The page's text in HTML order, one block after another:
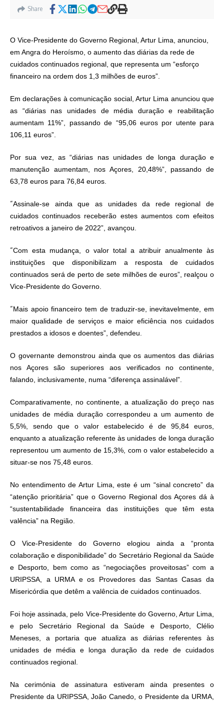
Share
O Vice-Presidente do Governo Regional, Artur Lima, anunciou,
em Angra do Heroísmo, o aumento das diárias da rede de
cuidados continuados regional, que representa um “esforço
financeiro na ordem dos 1,3 milhões de euros”.
Em declarações à comunicação social, Artur Lima anunciou que
as “diárias nas unidades de média duração e reabilitação
aumentam 11%”, passando de “95,06 euros por utente para
106,11 euros”.
Por sua vez, as “diárias nas unidades de longa duração e
manutenção aumentam, nos Açores, 20,48%”, passando de
63,78 euros para 76,84 euros.
“Assinale-se ainda que as unidades da rede regional de
cuidados continuados receberão estes aumentos com efeitos
retroativos a janeiro de 2022”, avançou.
“Com esta mudança, o valor total a atribuir anualmente às
instituições que disponibilizam a resposta de cuidados
continuados será de perto de sete milhões de euros”, realçou o
Vice-Presidente do Governo.
“Mais apoio financeiro tem de traduzir-se, inevitavelmente, em
maior qualidade de serviços e maior eficiência nos cuidados
prestados a idosos e doentes”, defendeu.
O governante demonstrou ainda que os aumentos das diárias
nos Açores são superiores aos verificados no continente,
falando, inclusivamente, numa “diferença assinalável”.
Comparativamente, no continente, a atualização do preço nas
unidades de média duração correspondeu a um aumento de
5,5%, sendo que o valor estabelecido é de 95,84 euros,
enquanto a atualização referente às unidades de longa duração
representou um aumento de 15,3%, com o valor estabelecido a
situar-se nos 75,48 euros.
No entendimento de Artur Lima, este é um “sinal concreto” da
“atenção prioritária” que o Governo Regional dos Açores dá à
“sustentabilidade financeira das instituições que têm esta
valência” na Região.
O Vice-Presidente do Governo elogiou ainda a “pronta
colaboração e disponibilidade” do Secretário Regional da Saúde
e Desporto, bem como as “negociações proveitosas” com a
URIPSSA, a URMA e os Provedores das Santas Casas da
Misericórdia que detêm a valência de cuidados continuados.
Foi hoje assinada, pelo Vice-Presidente do Governo, Artur Lima,
e pelo Secretário Regional da Saúde e Desporto, Clélio
Meneses, a portaria que atualiza as diárias referentes às
unidades de média e longa duração da rede de cuidados
continuados regional.
Na cerimónia de assinatura estiveram ainda presentes o
Presidente da URIPSSA, João Canedo, o Presidente da URMA,